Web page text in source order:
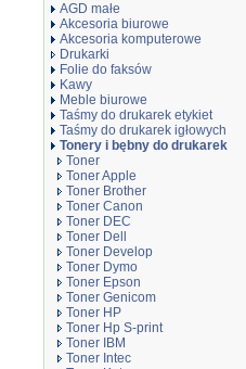
AGD małe
Akcesoria biurowe
Akcesoria komputerowe
Drukarki
Folie do faksów
Kawy
Meble biurowe
Taśmy do drukarek etykiet
Taśmy do drukarek igłowych
Tonery i bębny do drukarek
Toner
Toner Apple
Toner Brother
Toner Canon
Toner DEC
Toner Dell
Toner Develop
Toner Dymo
Toner Epson
Toner Genicom
Toner HP
Toner Hp S-print
Toner IBM
Toner Intec